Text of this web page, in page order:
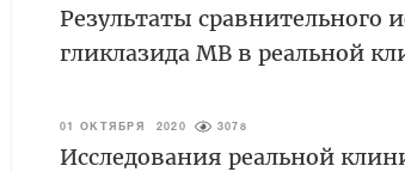
Результаты сравнительного
гликлазида МВ в реальной
01 ОКТЯБРЯ 2020 3078
Исследования реальной